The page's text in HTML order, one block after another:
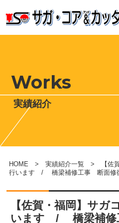
Works
実績紹介
HOME > 実績紹介一覧 > 【佐賀
行います / 橋梁補修工事 断面修
【佐賀・福岡】サガ
います / 橋梁補修